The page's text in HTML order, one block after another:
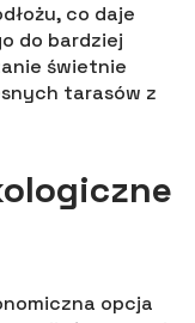
co daje
do bardziej
świetnie
tarasów z
opcja